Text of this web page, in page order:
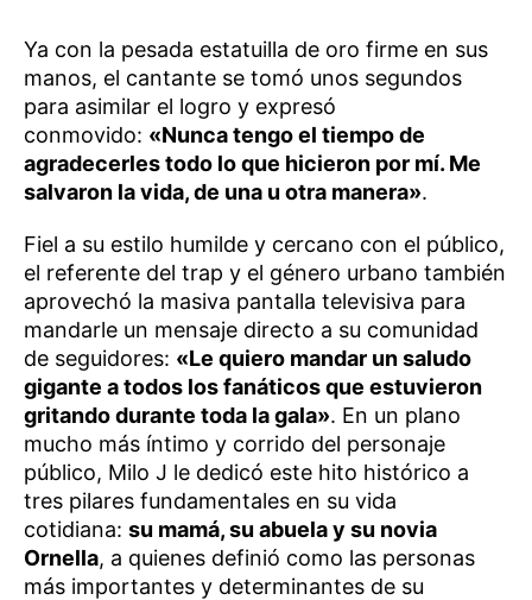
Ya con la pesada estatuilla de oro firme en sus
manos, el cantante se tomó unos segundos
para asimilar el logro y expresó
conmovido: «Nunca tengo el tiempo de
agradecerles todo lo que hicieron por mí. Me
salvaron la vida, de una u otra manera».
Fiel a su estilo humilde y cercano con el público,
el referente del trap y el género urbano también
aprovechó la masiva pantalla televisiva para
mandarle un mensaje directo a su comunidad
de seguidores: «Le quiero mandar un saludo
gigante a todos los fanáticos que estuvieron
gritando durante toda la gala». En un plano
mucho más íntimo y corrido del personaje
público, Milo J le dedicó este hito histórico a
tres pilares fundamentales en su vida
cotidiana: su mamá, su abuela y su novia
Ornella, a quienes definió como las personas
más importantes y determinantes de su